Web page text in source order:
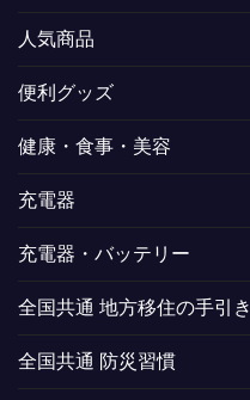
人気商品
便利グッズ
健康・食事・美容
充電器
充電器・バッテリー
全国共通 地方移住の手引き
全国共通 防災習慣